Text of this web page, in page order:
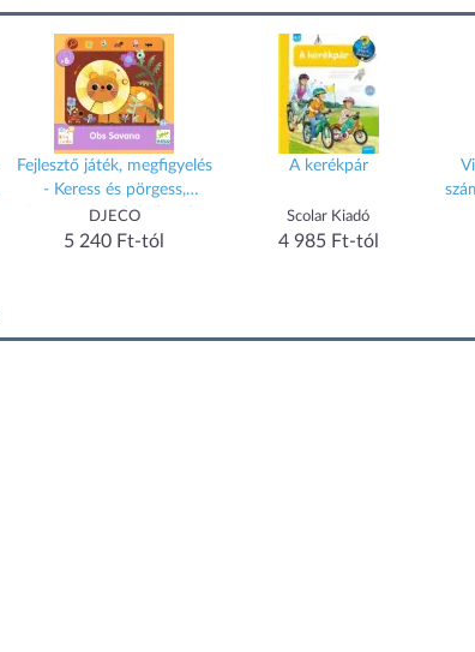
Fejlesztő játék, megfigyelés
- Keress és pörgess,
Szavanna - Eduludo Obs
Savana
DJECO
5 240 Ft-tól
A kerékpár
Scolar Kiadó
4 985 Ft-tól